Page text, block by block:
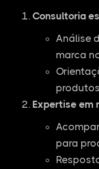
Consultoria
Análise
marca
Expertise em
para